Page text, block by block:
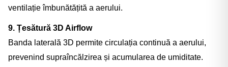
ventilație îmbunătățită a aerului.
9. Țesătură 3D Airflow
Banda laterală 3D permite circulația continuă a aerului,
prevenind supraîncălzirea și acumularea de umiditate.